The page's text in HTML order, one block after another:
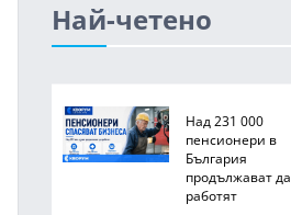
Най-четено
Над 231 000
пенсионери в
България
продължават да
работят